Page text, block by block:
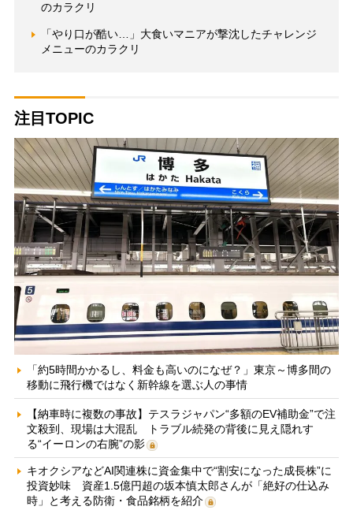
のカラクリ
「やり口が酷い…」大食いマニアが撃沈したチャレンジ
メニューのカラクリ
注目TOPIC
「約5時間かかるし、料金も高いのになぜ？」東京～博多間の
移動に飛行機ではなく新幹線を選ぶ人の事情
【納車時に複数の事故】テスラジャパン“多額のEV補助金”で注
文殺到、現場は大混乱 トラブル続発の背後に見え隠れす
る“イーロンの右腕”の影
キオクシアなどAI関連株に資金集中で“割安になった成長株”に
投資妙味 資産1.5億円超の坂本慎太郎さんが「絶好の仕込み
時」と考える防衛・食品銘柄を紹介